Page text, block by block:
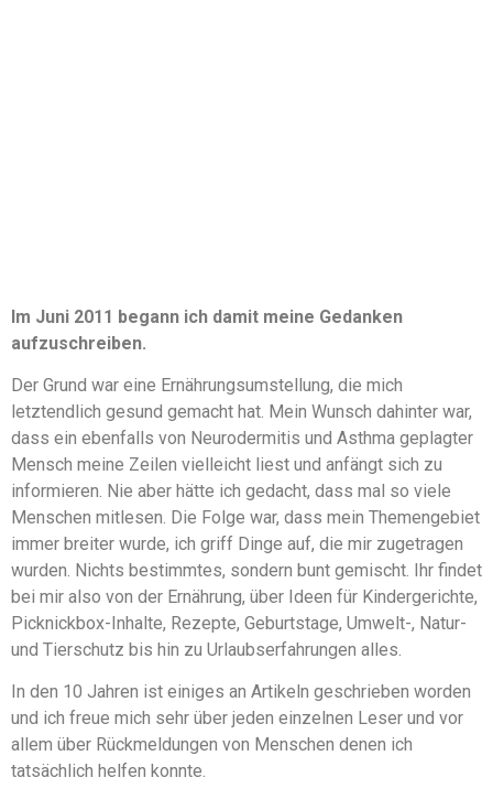
Im Juni 2011 begann ich damit meine Gedanken
aufzuschreiben.
Der Grund war eine Ernährungsumstellung, die mich
letztendlich gesund gemacht hat. Mein Wunsch dahinter war,
dass ein ebenfalls von Neurodermitis und Asthma geplagter
Mensch meine Zeilen vielleicht liest und anfängt sich zu
informieren. Nie aber hätte ich gedacht, dass mal so viele
Menschen mitlesen. Die Folge war, dass mein Themengebiet
immer breiter wurde, ich griff Dinge auf, die mir zugetragen
wurden. Nichts bestimmtes, sondern bunt gemischt. Ihr findet
bei mir also von der Ernährung, über Ideen für Kindergerichte,
Picknickbox-Inhalte, Rezepte, Geburtstage, Umwelt-, Natur-
und Tierschutz bis hin zu Urlaubserfahrungen alles.
In den 10 Jahren ist einiges an Artikeln geschrieben worden
und ich freue mich sehr über jeden einzelnen Leser und vor
allem über Rückmeldungen von Menschen denen ich
tatsächlich helfen konnte.